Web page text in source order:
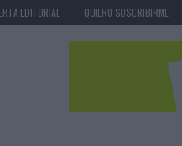
EDITORIAL QUIERO SUSCRIBIRME